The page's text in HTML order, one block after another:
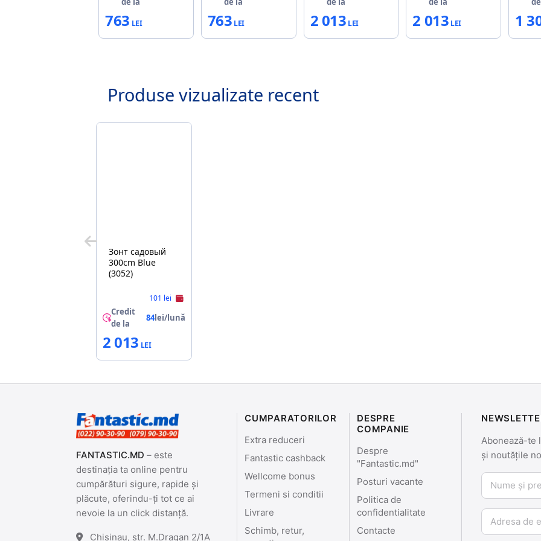
763 763 2 013 2 013 1
Produse vizualizate recent
Зонт садовый
300cm Blue
(3052)
101 lei
Credit
de la
84lei/lună
2 013
FANTASTIC.MD – este
destinația ta online pentru
cumpărături sigure, rapide și
plăcute, oferindu-ți tot ce ai
nevoie la un click distanță.
Chisinau, str. M.Dragan 2/1A
CUMPARATORILOR
Extra reduceri
Fantastic cashback
Wellcome bonus
Termeni si conditii
Livrare
Schimb, retur,
DESPRE
COMPANIE
Despre
"Fantastic.md"
Posturi vacante
Politica de
confidentialitate
Contacte
Abonează-te
și noutățile
Nume și
Email